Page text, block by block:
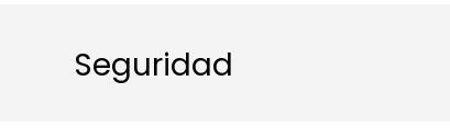
Seguridad